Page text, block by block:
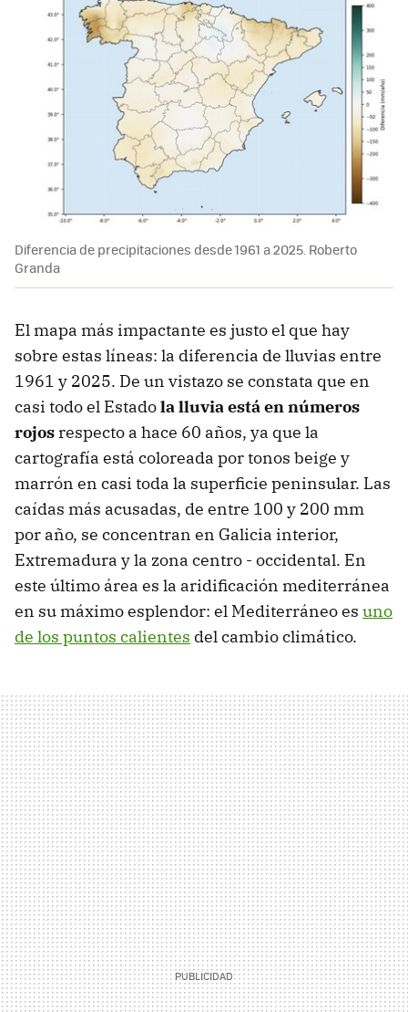
Diferencia de precipitaciones desde 1961 a 2025. Roberto
Granda
El mapa más impactante es justo el que hay
sobre estas líneas: la diferencia de lluvias entre
1961 y 2025. De un vistazo se constata que en
casi todo el Estadola lluvia está en números
rojos respecto a hace 60 años, ya que la
cartografía está coloreada por tonos beige y
marrón en casi toda la superficie peninsular. Las
caídas más acusadas, de entre 100 y 200 mm
por año, se concentran en Galicia interior,
Extremadura y la zona centro - occidental. En
este último área es la aridificación mediterránea
en su máximo esplendor: el Mediterráneo es uno
de los puntos calientes del cambio climático.